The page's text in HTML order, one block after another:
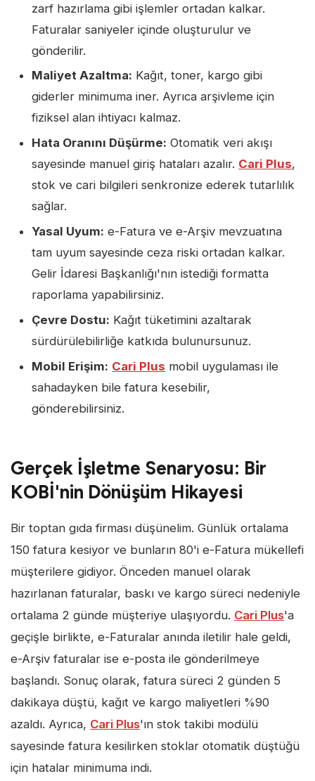
zarf hazırlama gibi işlemler ortadan kalkar.
Faturalar saniyeler içinde oluşturulur ve
gönderilir.
Maliyet Azaltma: Kağıt, toner, kargo gibi
giderler minimuma iner. Ayrıca arşivleme için
fiziksel alan ihtiyacı kalmaz.
Hata Oranını Düşürme: Otomatik veri akışı
sayesinde manuel giriş hataları azalır. Cari Plus,
stok ve cari bilgileri senkronize ederek tutarlılık
sağlar.
Yasal Uyum: e-Fatura ve e-Arşiv mevzuatına
tam uyum sayesinde ceza riski ortadan kalkar.
Gelir İdaresi Başkanlığı'nın istediği formatta
raporlama yapabilirsiniz.
Çevre Dostu: Kağıt tüketimini azaltarak
sürdürülebilirliğe katkıda bulunursunuz.
Mobil Erişim: Cari Plus mobil uygulaması ile
sahadayken bile fatura kesebilir,
gönderebilirsiniz.
Gerçek İşletme Senaryosu: Bir
KOBİ'nin Dönüşüm Hikayesi
Bir toptan gıda firması düşünelim. Günlük ortalama
150 fatura kesiyor ve bunların 80'i e-Fatura mükellefi
müşterilere gidiyor. Önceden manuel olarak
hazırlanan faturalar, baskı ve kargo süreci nedeniyle
ortalama 2 günde müşteriye ulaşıyordu. Cari Plus'a
geçişle birlikte, e-Faturalar anında iletilir hale geldi,
e-Arşiv faturalar ise e-posta ile gönderilmeye
başlandı. Sonuç olarak, fatura süreci 2 günden 5
dakikaya düştü, kağıt ve kargo maliyetleri %90
azaldı. Ayrıca, Cari Plus'ın stok takibi modülü
sayesinde fatura kesilirken stoklar otomatik düştüğü
için hatalar minimuma indi.